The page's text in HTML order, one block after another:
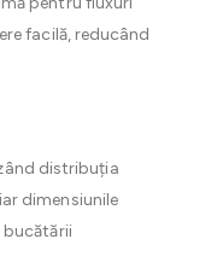
facilă, reducând
distribuția
dimensiunile